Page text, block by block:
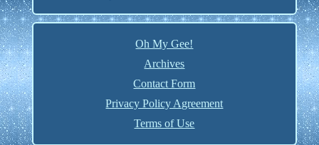
Oh My Gee!
Archives
Contact Form
Privacy Policy Agreement
Terms of Use